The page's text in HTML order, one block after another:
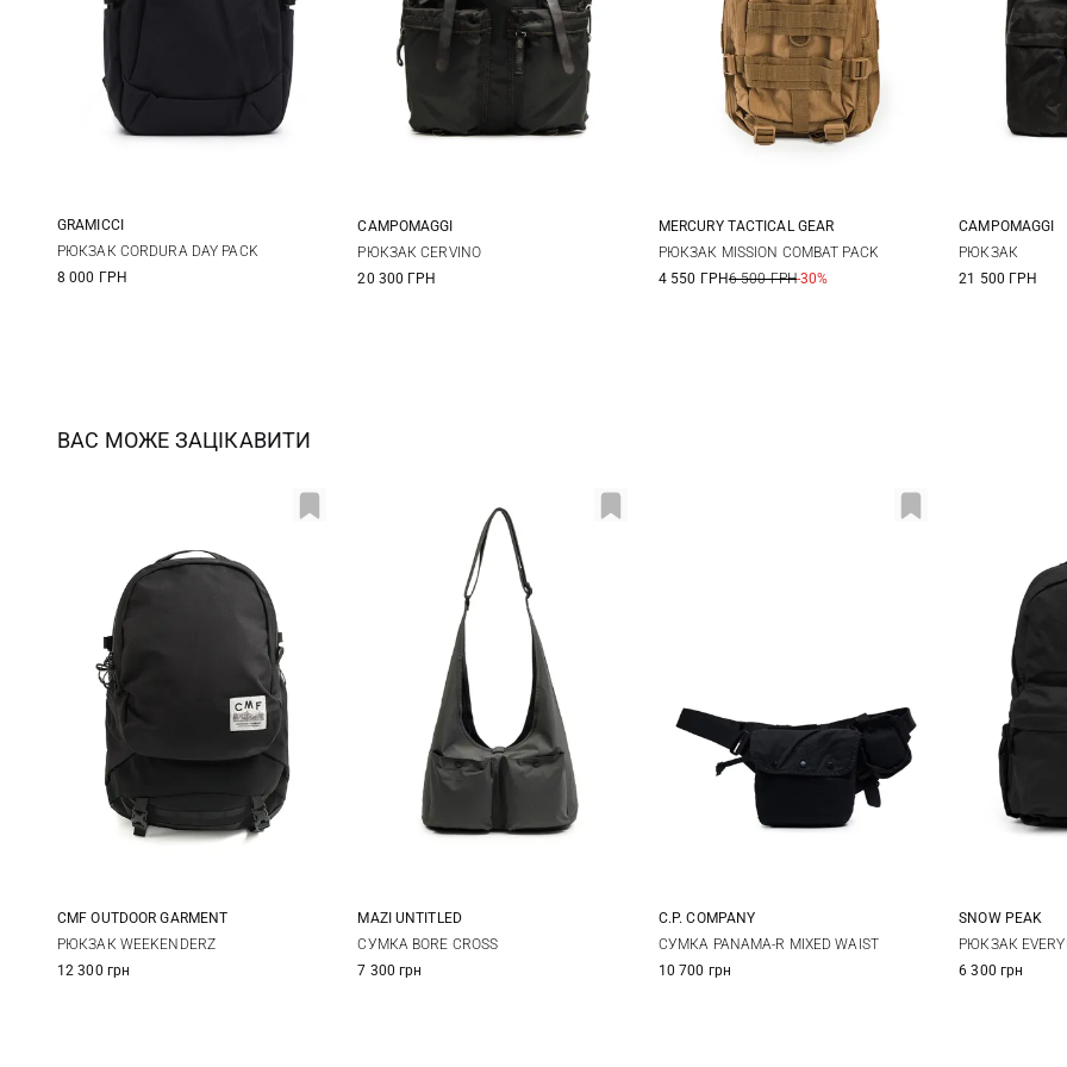
One Size
GRAMICCI
РЮКЗАК CORDURA DAY PACK
8 000 ГРН
One Size
CAMPOMAGGI
РЮКЗАК CERVINO
20 300 ГРН
29Л
MERCURY TACTICAL GEAR
РЮКЗАК MISSION COMBAT PACK
4 550 ГРН6 500 ГРН-30%
CAMPOMAGGI
РЮКЗАК
21 500 ГРН
ВАС МОЖЕ ЗАЦІКАВИТИ
One Size
CMF OUTDOOR GARMENT
РЮКЗАК WEEKENDERZ
12 300 грн
One Size
MAZI UNTITLED
СУМКА BORE CROSS
7 300 грн
One Size
C.P. COMPANY
СУМКА PANAMA-R MIXED WAIST
10 700 грн
SNOW PEAK
РЮКЗАК
6 300 грн